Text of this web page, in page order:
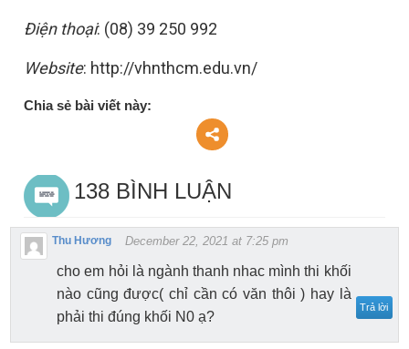
Điện thoại: (08) 39 250 992
Website: http://vhnthcm.edu.vn/
Chia sẻ bài viết này:
138 BÌNH LUẬN
Thu Hương December 22, 2021 at 7:25 pm
cho em hỏi là ngành thanh nhac mình thi khối
nào cũng được( chỉ cần có văn thôi ) hay là
phải thi đúng khối N0 ạ?
Trả lời